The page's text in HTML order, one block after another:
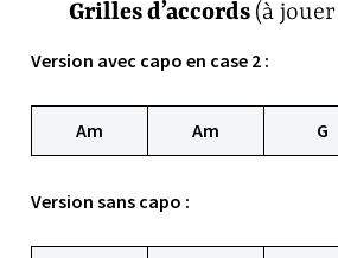
Grilles d’accords (à
Version avec capo en case 2 :
Am Am G
Version sans capo :